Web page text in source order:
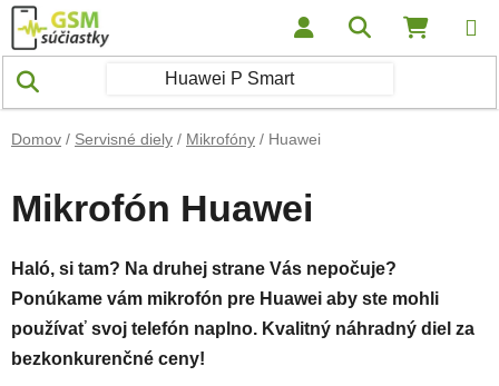
Prejsť na obsah Hľadať
Domov / Servisné diely / Mikrofóny / Huawei
Mikrofón Huawei
Haló, si tam? Na druhej strane Vás nepočuje?
Ponúkame vám mikrofón pre Huawei aby ste mohli
používať svoj telefón naplno. Kvalitný náhradný diel za
bezkonkurenčné ceny!